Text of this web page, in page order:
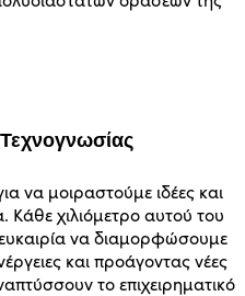
να μοιραστούμε ιδέες και
Κάθε χιλιόμετρο αυτού του
ευκαιρία να διαμορφώσουμε
και προάγοντας νέες
το επιχειρηματικό